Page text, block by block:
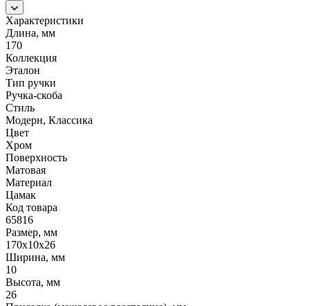
Характеристики
Длина, мм
170
Коллекция
Эталон
Тип ручки
Ручка-скоба
Стиль
Модерн, Классика
Цвет
Хром
Поверхность
Матовая
Материал
Цамак
Код товара
65816
Размер, мм
170х10х26
Ширина, мм
10
Высота, мм
26